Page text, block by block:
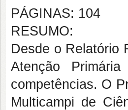
PÁGINAS: 104
RESUMO:
Desde o Relatório
Atenção
competências. O
Multicampi de